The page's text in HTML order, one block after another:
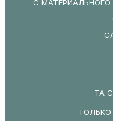
С МАТЕРИАЛЬНОГО
ТА
ТОЛЬКО